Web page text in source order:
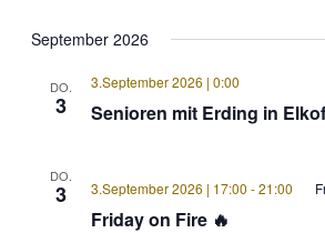
September 2026
DO.
3 Senioren mit Erding in
3.September 2026 | 0:00
DO.
3
Friday on Fire 🔥
3.September 2026 | 17:00 -21:00